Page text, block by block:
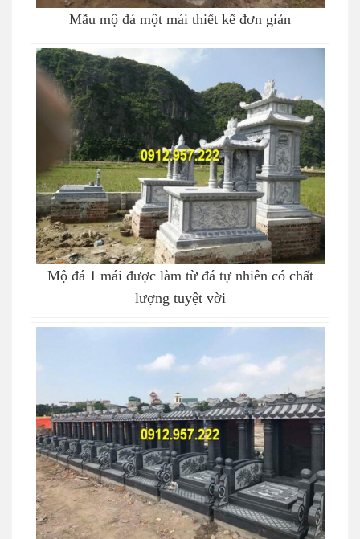
Mẫu mộ đá một mái thiết kế đơn giản
Mộ đá 1 mái được làm từ đá tự nhiên có chất
lượng tuyệt vời